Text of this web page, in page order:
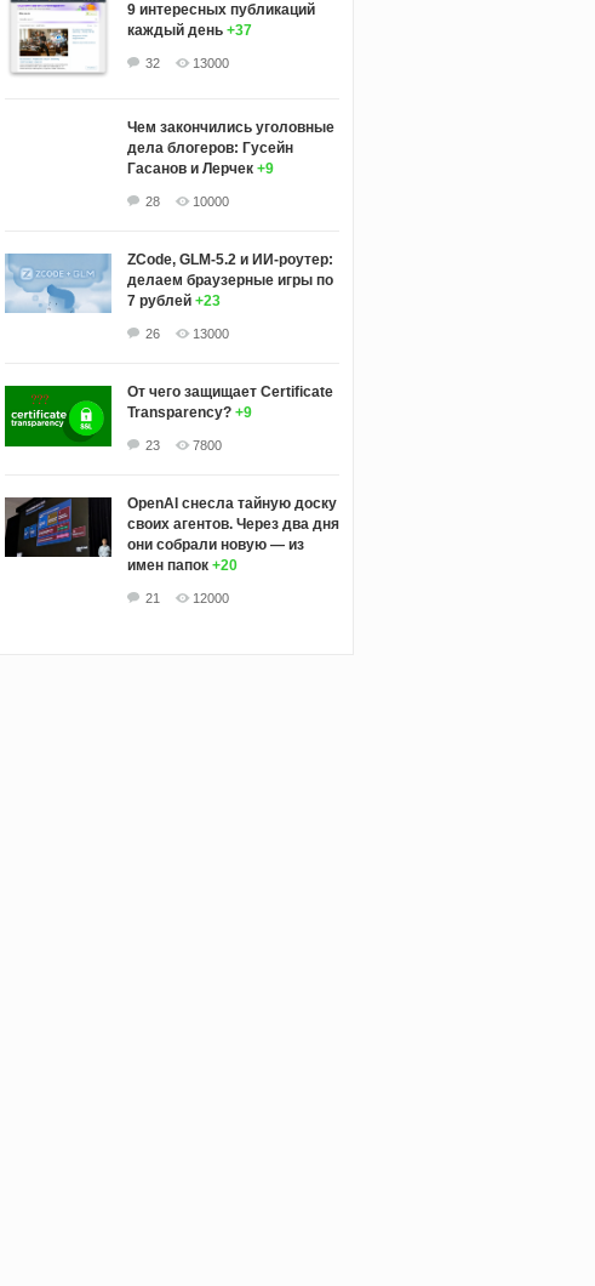
9 интересных публикаций
каждый день +37
32 13000
Чем закончились уголовные
дела блогеров: Гусейн
Гасанов и Лерчек +9
28 10000
ZCode, GLM-5.2 и ИИ-роутер:
делаем браузерные игры по
7 рублей +23
26 13000
От чего защищает Certificate
Transparency? +9
23 7800
OpenAI снесла тайную доску
своих агентов. Через два дня
они собрали новую — из
имен папок +20
21 12000